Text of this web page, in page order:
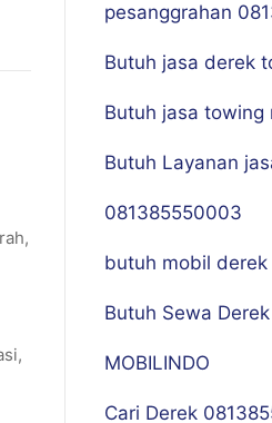
,
,
pesanggrahan
Butuh jasa derek
Butuh jasa towing
Butuh Layanan
081385550003
butuh mobil
Butuh Sewa
MOBILINDO
Cari Derek